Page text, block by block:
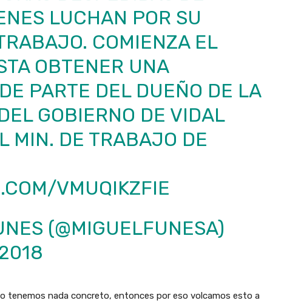
LUCHAN POR SU
COMIENZA EL
OBTENER UNA
PARTE DEL DUEÑO DE LA
GOBIERNO DE VIDAL
MIN. DE TRABAJO DE
VMUQIKZFIE
(@MIGUELFUNESA)
tenemos nada concreto, entonces por eso volcamos esto a